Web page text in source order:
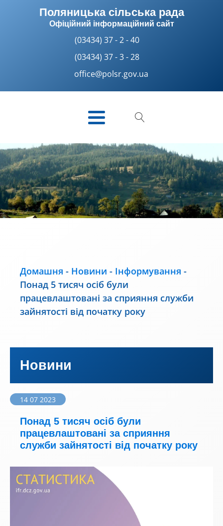
Поляницька сільська рада
Офіційний інформаційний сайт
(03434) 37 - 2 - 40
(03434) 37 - 3 - 28
office@polsr.gov.ua
Домашня - Новини - Інформування -
Понад 5 тисяч осіб були
працевлаштовані за сприяння служби
зайнятості від початку року
Новини
14 07 2023
Понад 5 тисяч осіб були
працевлаштовані за сприяння
служби зайнятості від початку року